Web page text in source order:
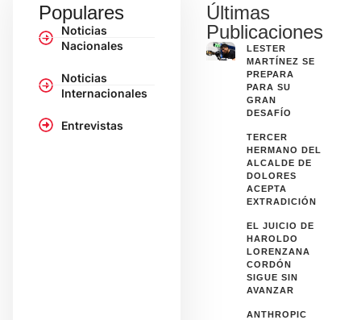
Populares
Noticias
Nacionales
Noticias
Internacionales
Entrevistas
Últimas
Publicaciones
LESTER
MARTÍNEZ SE
PREPARA
PARA SU
GRAN
DESAFÍO
TERCER
HERMANO DEL
ALCALDE DE
DOLORES
ACEPTA
EXTRADICIÓN
EL JUICIO DE
HAROLDO
LORENZANA
CORDÓN
SIGUE SIN
AVANZAR
ANTHROPIC